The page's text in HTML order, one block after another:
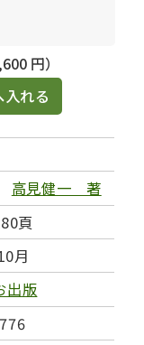
円）
入れる
高見健一 著
頁
月
出版